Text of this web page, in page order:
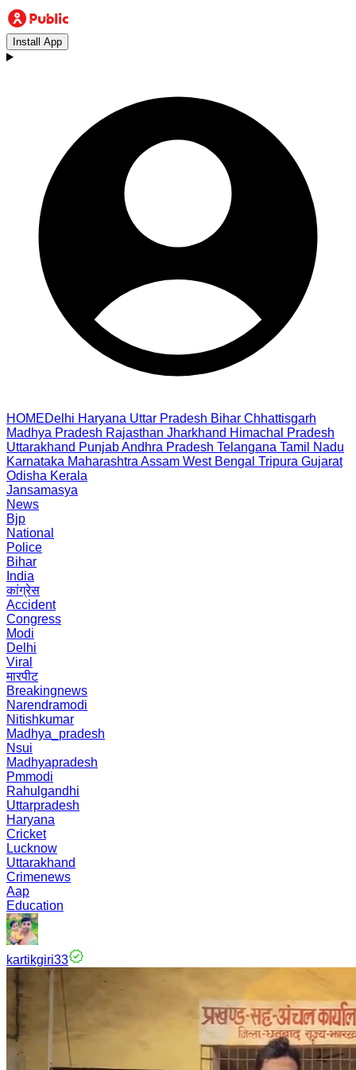
Install App
HOMEDelhi Haryana Uttar Pradesh Bihar Chhattisgarh
Madhya Pradesh Rajasthan Jharkhand Himachal Pradesh
Uttarakhand PunjabAndhra Pradesh Telangana Tamil Nadu
Karnataka Maharashtra Assam West Bengal Tripura Gujarat
Odisha Kerala
Jansamasya
News
Bjp
National
Police
Bihar
India
कांग्रेस
Accident
Congress
Modi
Delhi
Viral
मारपीट
Breakingnews
Narendramodi
Nitishkumar
Madhya_pradesh
Nsui
Madhyapradesh
Pmmodi
Rahulgandhi
Uttarpradesh
Haryana
Cricket
Lucknow
Uttarakhand
Crimenews
Aap
Education
kartikgiri33